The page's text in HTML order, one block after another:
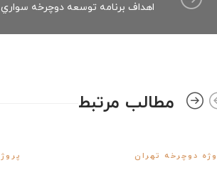
اهداف برنامه توسعه دوچرخه سواري
مطالب مرتبط
دوچرخه تهران